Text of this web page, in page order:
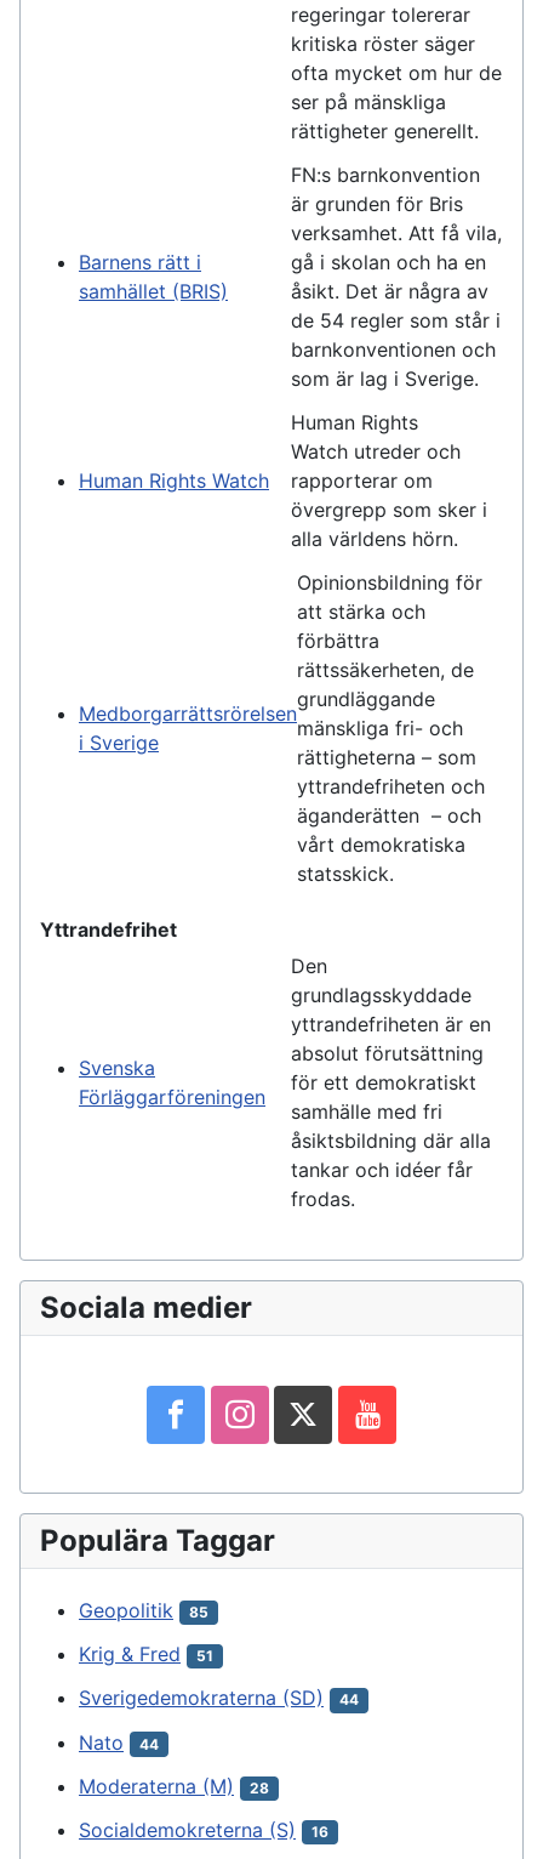
regeringar tolererar
kritiska röster säger
ofta mycket om hur de
ser på mänskliga
rättigheter generellt.
Barnens rätt i
samhället (BRIS)
FN:s barnkonvention
är grunden för Bris
verksamhet. Att få vila,
gå i skolan och ha en
åsikt. Det är några av
de 54 regler som står i
barnkonventionen och
som är lag i Sverige.
Human Rights Watch
Human Rights
Watch utreder och
rapporterar om
övergrepp som sker i
alla världens hörn.
Medborgarrättsrörelsen
i Sverige
Opinionsbildning för
att stärka och
förbättra
rättssäkerheten, de
grundläggande
mänskliga fri- och
rättigheterna – som
yttrandefriheten och
äganderätten – och
vårt demokratiska
statsskick.
Yttrandefrihet
Svenska
Förläggarföreningen
Den
grundlagsskyddade
yttrandefriheten är en
absolut förutsättning
för ett demokratiskt
samhälle med fri
åsiktsbildning där alla
tankar och idéer får
frodas.
Sociala medier
Populära Taggar
Geopolitik 85
Krig & Fred 51
Sverigedemokraterna (SD) 44
Nato 44
Moderaterna (M) 28
Socialdemokreterna (S) 16